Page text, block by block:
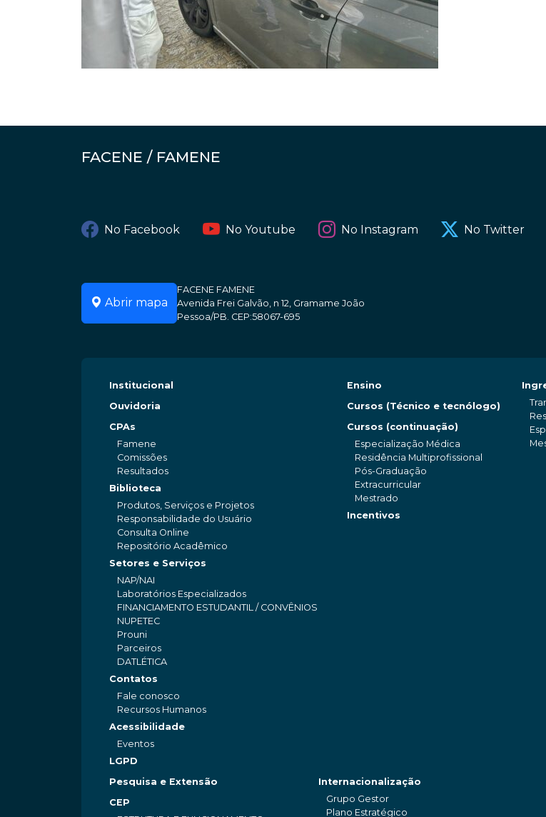
FACENE / FAMENE
No Facebook No Youtube No Instagram No Twitter
Abrir mapa
FACENE FAMENE
Avenida Frei Galvão, n 12, Gramame João
Pessoa/PB. CEP:58067-695
Institucional
Ouvidoria
CPAs
Famene
Comissões
Resultados
Biblioteca
Produtos, Serviços e Projetos
Responsabilidade do Usuário
Consulta Online
Repositório Acadêmico
Setores e Serviços
NAP/NAI
Laboratórios Especializados
FINANCIAMENTO ESTUDANTIL / CONVÊNIOS
NUPETEC
Prouni
Parceiros
DATLÉTICA
Contatos
Fale conosco
Recursos Humanos
Acessibilidade
Eventos
LGPD
Ensino
Cursos (Técnico e tecnólogo)
Cursos (continuação)
Especialização Médica
Residência Multiprofissional
Pós-Graduação
Extracurricular
Mestrado
Incentivos
Pesquisa e Extensão
CEP
Internacionalização
Grupo Gestor
Plano Estratégico